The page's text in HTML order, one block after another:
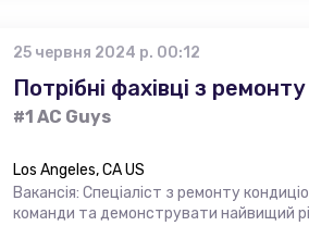
25 червня 2024 р. 00:12
Потрібні фахівці з
#1 AC Guys
Los Angeles, CA US
Вакансія: Спеціаліст з ремонту
команди та демонструвати найвищий